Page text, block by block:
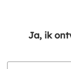
Ja, ik